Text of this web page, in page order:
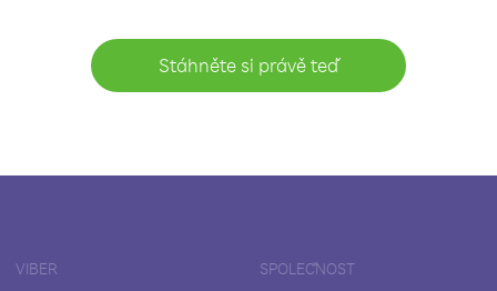
Stáhněte si právě teď
VIBER SPOLEČNOST